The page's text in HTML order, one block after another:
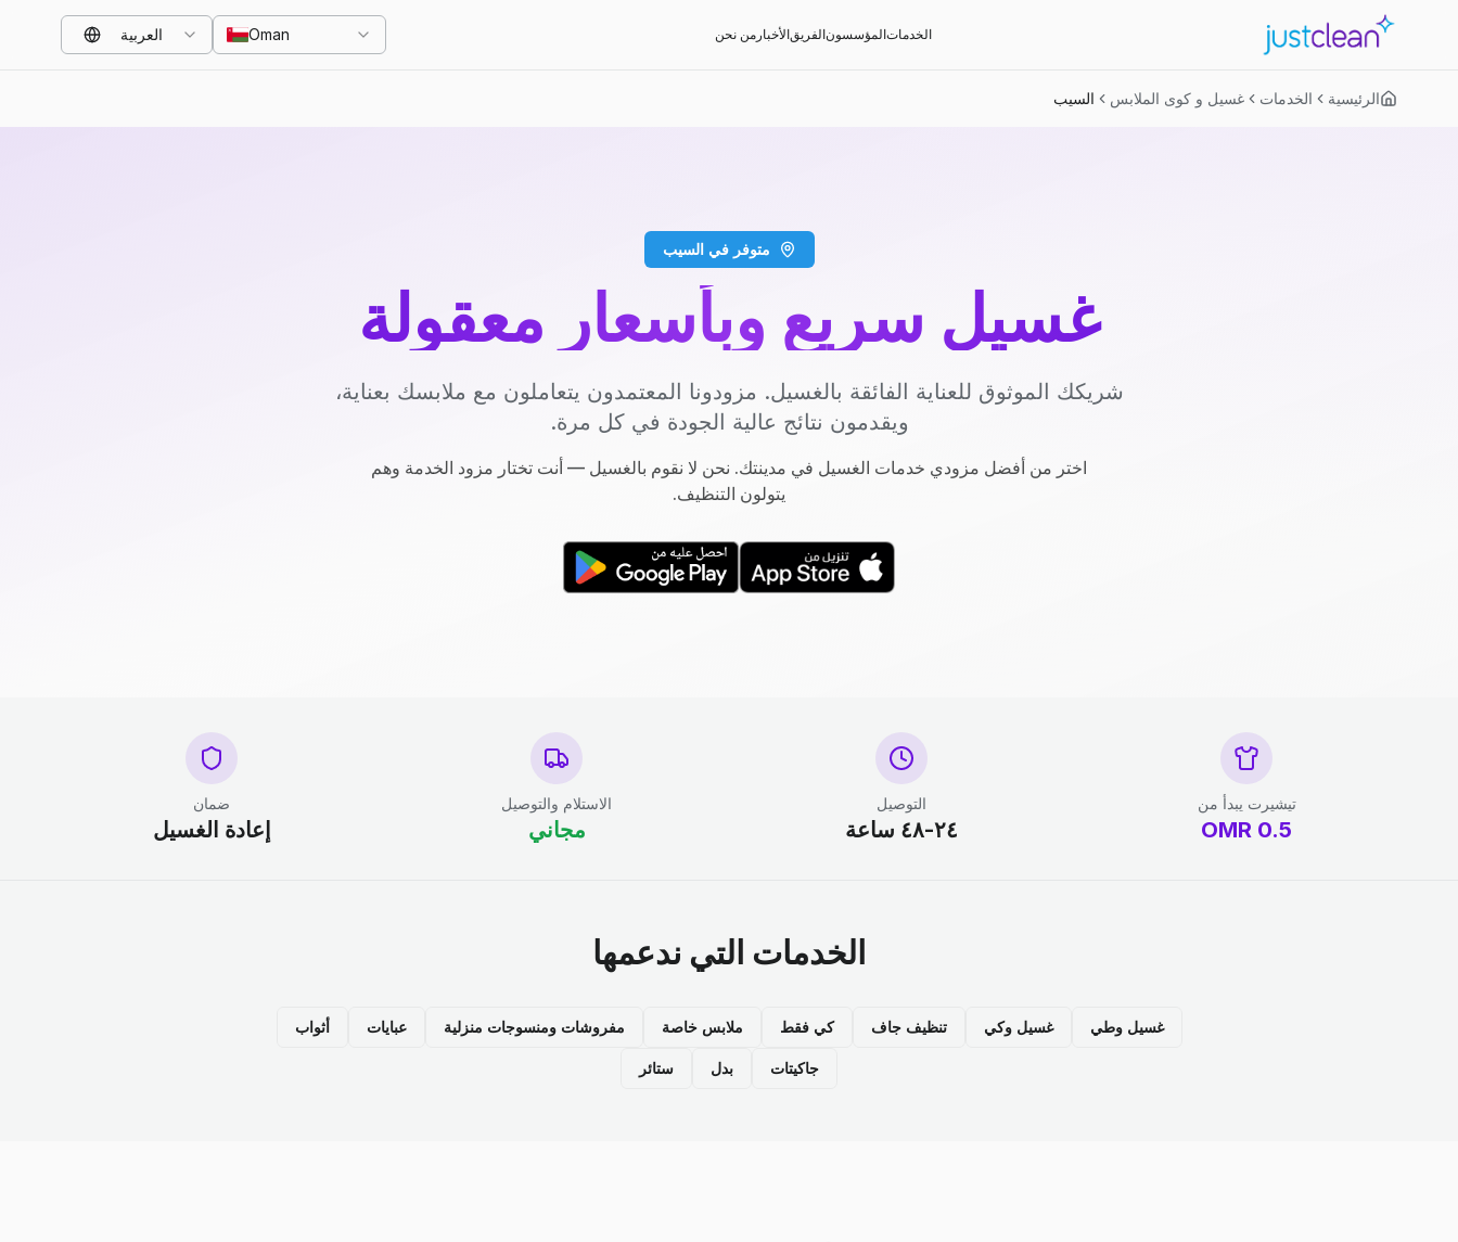
الخدماتالمؤسسونالفريقالأخبار من نحن Oman العربية
الرئيسية الخدمات غسيل و كوى الملابس السيب
متوفر في السيب
غسيل سريع وبأسعار معقولة
شريكك الموثوق للعناية الفائقة بالغسيل. مزودونا المعتمدون يتعاملون مع ملابسك بعناية،
ويقدمون نتائج عالية الجودة في كل مرة.
اختر من أفضل مزودي خدمات الغسيل في مدينتك. نحن لا نقوم بالغسيل — أنت تختار مزود الخدمة وهم
يتولون التنظيف.
تيشيرت يبدأ من
0.5
OMR
التوصيل
٢٤-٤٨ ساعة
الاستلام والتوصيل
مجاني
ضمان
إعادة الغسيل
الخدمات التي ندعمها
غسيل وطي غسيل وكي تنظيف جاف كي فقط ملابس خاصة مفروشات ومنسوجات منزلية عبايات أثواب
جاكيتات بدل ستائر